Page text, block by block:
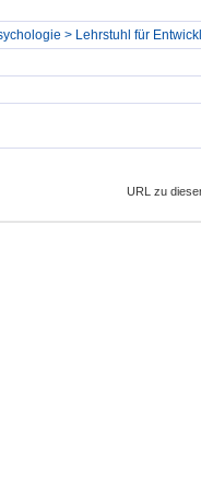
> Lehrstuhl für
URL zu